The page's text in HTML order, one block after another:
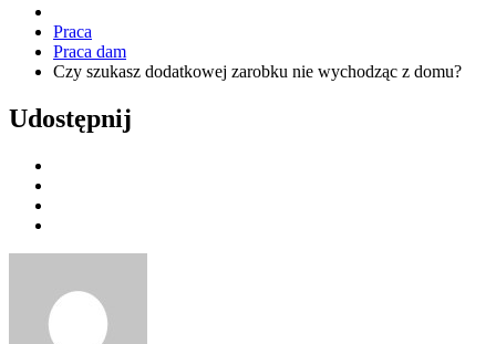
Praca
Praca dam
Czy szukasz dodatkowej zarobku nie wychodząc z domu?
Udostępnij